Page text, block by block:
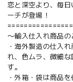
恋と深空より、毎
ーチが登場！
〜輸入仕入れ商品
・海外製造の仕入
れ、色ムラ、微細
す。
・外箱・袋は商品